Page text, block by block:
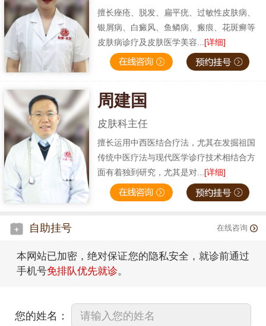
擅长痤疮、脱发、扁平疣、过敏性皮肤病、
银屑病、白癜风、鱼鳞病、瘢痕、花斑癣等
皮肤病诊疗及皮肤医学美容... [详细]
周建国
皮肤科主任
擅长运用中西医结合疗法，尤其在发掘祖国
传统中医疗法与现代医学诊疗技术相结合方
面有着独到研究，尤其是对...[详细]
自助挂号 在线咨询
本网站已加密，绝对保证您的隐私安全，就诊前通过
手机号免排队优先就诊。
您的姓名：